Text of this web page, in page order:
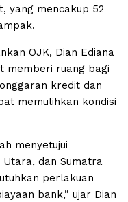
yang mencakup 52
OJK, Dian Ediana
memberi ruang bagi
kredit dan
memulihkan kondisi
menyetujui
dan Sumatra
perlakuan
bank,” ujar Dian